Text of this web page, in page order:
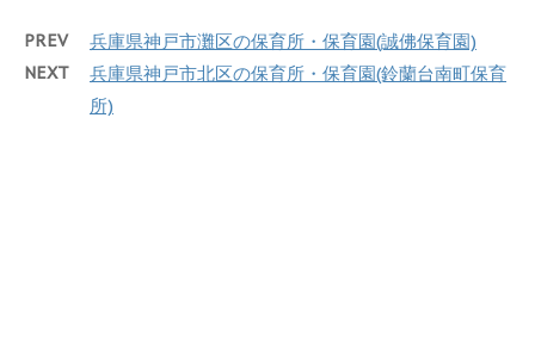
PREV 兵庫県神戸市灘区の保育所・保育園(誠佛保育園)
NEXT
兵庫県神戸市北区の保育所・保育園(鈴蘭台南町保育
所)